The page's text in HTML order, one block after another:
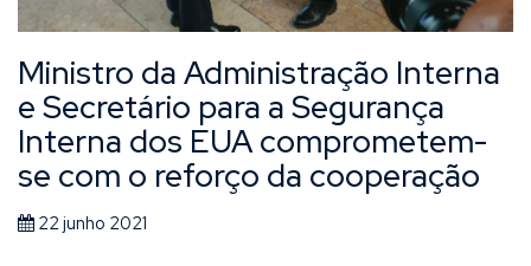
Ministro da Administração Interna
e Secretário para a Segurança
Interna dos EUA comprometem-
se com o reforço da cooperação
22 junho 2021